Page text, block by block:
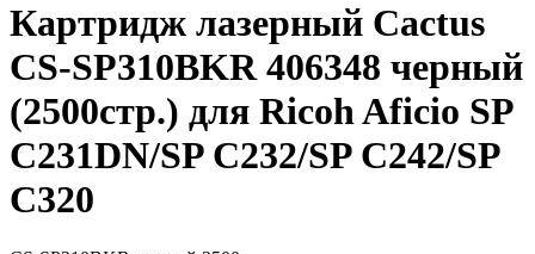
Картридж лазерный Cactus
CS-SP310BKR 406348 черный
(2500стр.) для Ricoh Aficio SP
C231DN/SP C232/SP C242/SP
C320